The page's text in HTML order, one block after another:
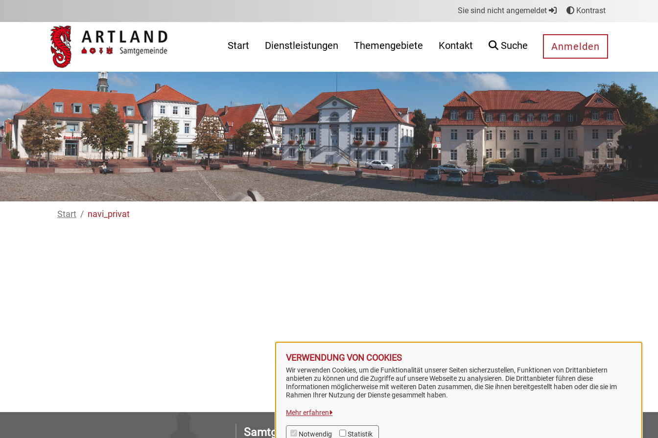
VERWENDUNG VON COOKIES
Wir verwenden Cookies, um die Funktionalität unserer Seiten sicherzustellen, Funktionen von Drittanbietern
anbieten zu können und die Zugriffe auf unsere Webseite zu analysieren. Die Drittanbieter führen diese
Informationen möglicherweise mit weiteren Daten zusammen, die Sie ihnen bereitgestellt haben oder die sie im
Rahmen Ihrer Nutzung der Dienste gesammelt haben.
Mehr erfahren
Notwendig Statistik
Sie sind nicht angemeldet Kontrast
Start Dienstleistungen Themengebiete Kontakt Suche Anmelden
Start navi_privat
Samtgemeinde Artland